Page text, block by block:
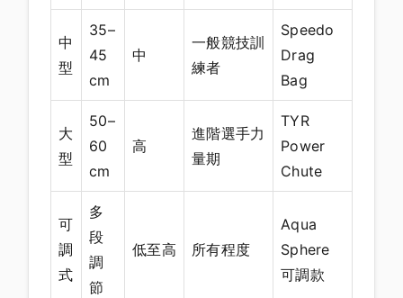
中
型
35–
45
cm
中
一般競技訓
練者
Speedo
Drag
Bag
大
型
50–
60
cm
高
進階選手力
量期
TYR
Power
Chute
可
調
式
多
段
調
節
低至高 所有程度
Aqua
Sphere
可調款